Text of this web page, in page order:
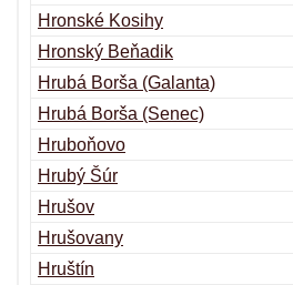
Hronské Kosihy
Hronský Beňadik
Hrubá Borša (Galanta)
Hrubá Borša (Senec)
Hruboňovo
Hrubý Šúr
Hrušov
Hrušovany
Hruštín